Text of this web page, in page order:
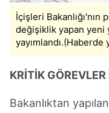
İçişleri
değişiklik yapan yeni
yayımlandı.(Haberde
KRİTİK
Bakanlıktan